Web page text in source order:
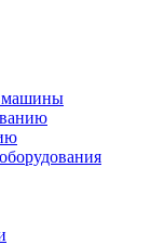
машины